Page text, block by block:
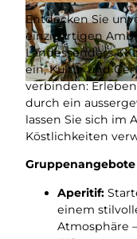
© KKLB Beromünster | CC-BY
© 2023 Juli Marleen, all
Entdecken Sie
einzigartigen
Landessenders
ein, Kultur und
verbinden:
durch ein
lassen Sie sich im
Köstlichkeiten
Gruppenangebote
Aperitif:
einem
Atmosphäre